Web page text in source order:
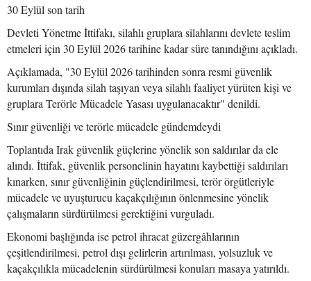
30 Eylül son tarih
Devleti Yönetme İttifakı, silahlı gruplara silahlarını devlete teslim
etmeleri için 30 Eylül 2026 tarihine kadar süre tanındığını açıkladı.
Açıklamada, "30 Eylül 2026 tarihinden sonra resmi güvenlik
kurumları dışında silah taşıyan veya silahlı faaliyet yürüten kişi ve
gruplara Terörle Mücadele Yasası uygulanacaktır" denildi.
Sınır güvenliği ve terörle mücadele gündemdeydi
Toplantıda Irak güvenlik güçlerine yönelik son saldırılar da ele
alındı. İttifak, güvenlik personelinin hayatını kaybettiği saldırıları
kınarken, sınır güvenliğinin güçlendirilmesi, terör örgütleriyle
mücadele ve uyuşturucu kaçakçılığının önlenmesine yönelik
çalışmaların sürdürülmesi gerektiğini vurguladı.
Ekonomi başlığında ise petrol ihracat güzergâhlarının
çeşitlendirilmesi, petrol dışı gelirlerin artırılması, yolsuzluk ve
kaçakçılıkla mücadelenin sürdürülmesi konuları masaya yatırıldı.